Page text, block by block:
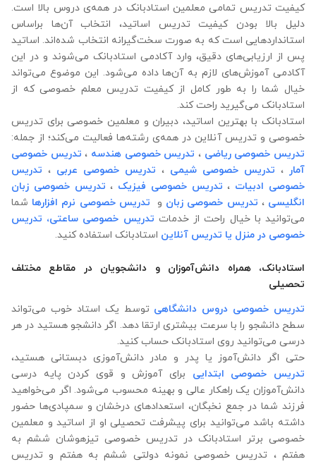
کیفیت تدریس تمامی معلمین استادبانک در همه‌ی دروس بالا است.
دلیل بالا بودن کیفیت تدریس اساتید، انتخاب آن‌ها براساس
استانداردهایی است که به صورت سخت‌گیرانه انتخاب شده‌اند. اساتید
پس از ارزیابی‌های دقیق، وارد آکادمی استادبانک می‌شوند و در این
آکادمی آموزش‌های لازم به آن‌ها داده می‌شود. این موضوع می‌تواند
خیال شما را به طور کامل از کیفیت تدریس معلم خصوصی که از
استادبانک می‌گیرید راحت کند.
استادبانک با بهترین اساتید، دبیران و معلمین خصوصی برای تدریس
خصوصی و تدریس آنلاین در همه‌ی رشته‌ها فعالیت می‌کند؛ از جمله:
تدریس خصوصی ریاضی ، تدریس خصوصی هندسه ، تدریس خصوصی
آمار ، تدریس خصوصی شیمی ، تدریس خصوصی عربی ، تدریس
خصوصی ادبیات ، تدریس خصوصی فیزیک ، تدریس خصوصی زبان
انگلیسی، تدریس خصوصی زبان و تدریس خصوصی نرم افزارها شما
می‌توانید با خیال راحت از خدمات تدریس خصوصی ساعتی، تدریس
خصوصی در منزل یا تدریس آنلاین استادبانک استفاده کنید.
استادبانک، همراه دانش‌آموزان و دانشجویان در مقاطع مختلف
تحصیلی
تدریس خصوصی دروس دانشگاهیتوسط یک استاد خوب می‌تواند
سطح دانشجو را با سرعت بیشتری ارتقا دهد. اگر دانشجو هستید در هر
درسی می‌توانید روی استادبانک حساب کنید.
حتی اگر دانش‌آموز یا پدر و مادر دانش‌آموزی دبستانی هستید،
تدریس خصوصی ابتدایی برای آموزش و قوی کردن پایه درسی
دانش‌آموزان یک راهکار عالی و بهینه محسوب می‌شود. اگر می‌خواهید
فرزند شما در جمع نخبگان، استعدادهای درخشان و سمپادی‌ها حضور
داشته باشد می‌توانید برای پیشرفت تحصیلی او از اساتید و معلمین
خصوصی برتر استادبانک در تدریس خصوصی تیزهوشان ششم به
هفتم ، تدریس خصوصی نمونه دولتی ششم به هفتم و تدریس